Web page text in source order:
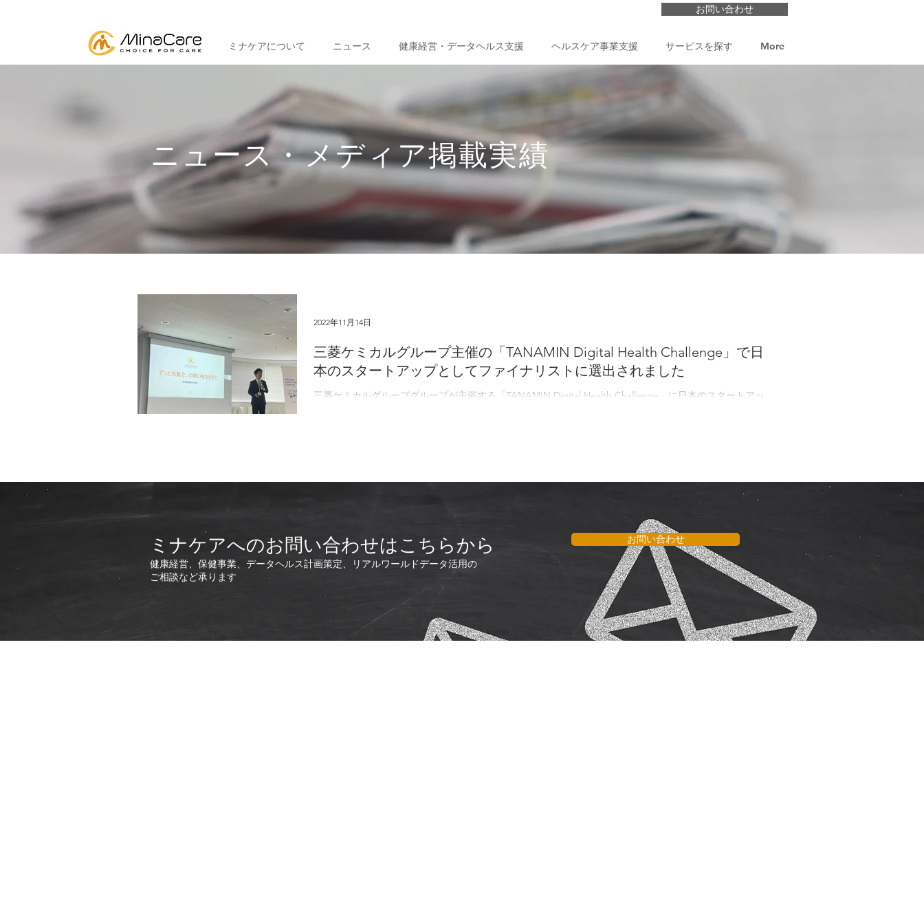
お問い合わせ
ミナケアについて ニュース 健康経営・データヘルス支援 ヘルスケア事業支援 サービスを探す More
ニュース・メディア掲載実績
三菱ケミカルグループ主催の「TANAMIN Digital Health Challenge」で日
本のスタートアップとしてファイナリストに選出されました
三菱ケミカルグループグループが主催する「TANAMIN Digital Health Challenge」に日本のスタートアッ
2022年11月14日
ミナケアへのお問い合わせはこちらから
健康経営、保健事業、データヘルス計画策定、リアルワールドデータ活用の
ご相談など承ります
お問い合わせ